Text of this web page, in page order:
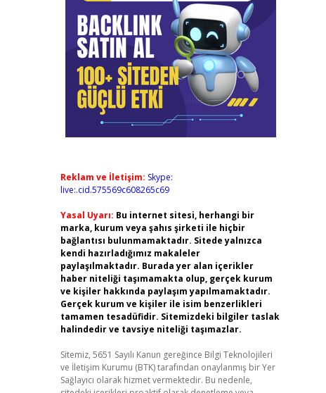
Reklam ve İletişim: Skype:
live:.cid.575569c608265c69
Yasal Uyarı: Bu internet sitesi, herhangi bir
marka, kurum veya şahıs şirketi ile hiçbir
bağlantısı bulunmamaktadır. Sitede yalnızca
kendi hazırladığımız makaleler
paylaşılmaktadır. Burada yer alan içerikler
haber niteliği taşımamakta olup, gerçek kurum
ve kişiler hakkında paylaşım yapılmamaktadır.
Gerçek kurum ve kişiler ile isim benzerlikleri
tamamen tesadüfidir. Sitemizdeki bilgiler taslak
halindedir ve tavsiye niteliği taşımazlar.
Sitemiz, 5651 Sayılı Kanun gereğince Bilgi Teknolojileri
ve İletişim Kurumu (BTK) tarafından onaylanmış bir Yer
Sağlayıcı olarak hizmet vermektedir. Bu nedenle,